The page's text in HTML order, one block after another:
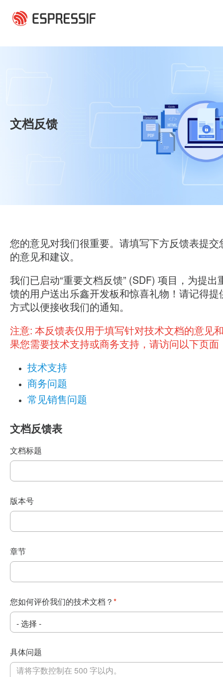
文档反馈
您的意见对我们很重要。请填写下方反馈表提交
的意见和建议。
我们已启动“重要文档反馈” (SDF) 项目，为提出
馈的用户送出乐鑫开发板和惊喜礼物！请记得提
方式以便接收我们的通知。
注意: 本反馈表仅用于填写针对技术文档的意见
果您需要技术支持或商务支持，请访问以下页面
技术支持
商务问题
常见销售问题
文档反馈表
文档标题
版本号
章节
您如何评价我们的技术文档？ *
具体问题